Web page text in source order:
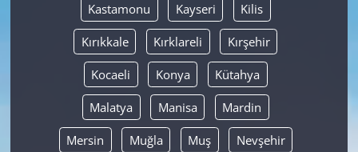
Kastamonu Kayseri Kilis
Kırıkkale Kırklareli Kırşehir
Kocaeli Konya Kütahya
Malatya Manisa Mardin
Mersin Muğla Muş Nevşehir